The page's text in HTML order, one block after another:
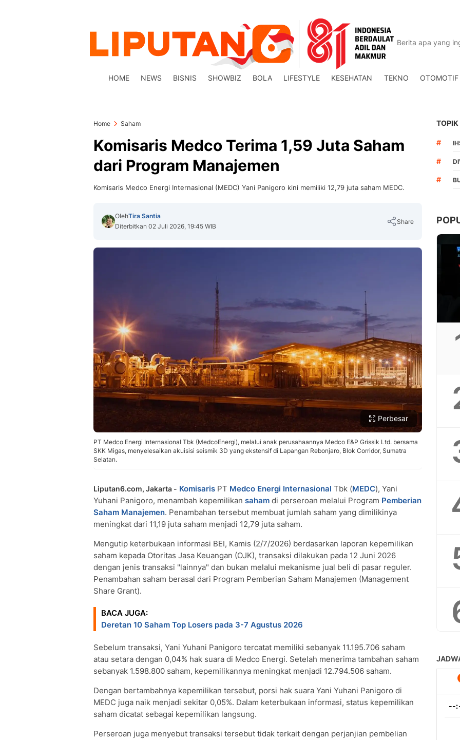
HOME NEWS BISNIS SHOWBIZ BOLA LIFESTYLE KESEHATAN TEKNO OTOMOTIF
Home Saham
Komisaris Medco Terima 1,59 Juta Saham
dari Program Manajemen
Komisaris Medco Energi Internasional (MEDC) Yani Panigoro kini memiliki 12,79 juta saham MEDC.
OlehTira Santia
Diterbitkan 02 Juli 2026, 19:45 WIB
Share
Perbesar
PT Medco Energi Internasional Tbk (MedcoEnergi), melalui anak perusahaannya Medco E&P Grissik Ltd. bersama
SKK Migas, menyelesaikan akuisisi seismik 3D yang ekstensif di Lapangan Rebonjaro, Blok Corridor, Sumatra
Selatan.
Liputan6.com, Jakarta - Komisaris PT Medco Energi Internasional Tbk (MEDC), Yani
Yuhani Panigoro, menambah kepemilikan saham di perseroan melalui Program Pemberian
Saham Manajemen. Penambahan tersebut membuat jumlah saham yang dimilikinya
meningkat dari 11,19 juta saham menjadi 12,79 juta saham.
Mengutip keterbukaan informasi BEI, Kamis (2/7/2026) berdasarkan laporan kepemilikan
saham kepada Otoritas Jasa Keuangan (OJK), transaksi dilakukan pada 12 Juni 2026
dengan jenis transaksi "lainnya" dan bukan melalui mekanisme jual beli di pasar reguler.
Penambahan saham berasal dari Program Pemberian Saham Manajemen (Management
Share Grant).
BACA JUGA:
Deretan 10 Saham Top Losers pada 3-7 Agustus 2026
Sebelum transaksi, Yani Yuhani Panigoro tercatat memiliki sebanyak 11.195.706 saham
atau setara dengan 0,04% hak suara di Medco Energi. Setelah menerima tambahan saham
sebanyak 1.598.800 saham, kepemilikannya meningkat menjadi 12.794.506 saham.
Dengan bertambahnya kepemilikan tersebut, porsi hak suara Yani Yuhani Panigoro di
MEDC juga naik menjadi sekitar 0,05%. Dalam keterbukaan informasi, status kepemilikan
saham dicatat sebagai kepemilikan langsung.
Perseroan juga menyebut transaksi tersebut tidak terkait dengan perjanjian pembelian
TOPIK
#
#
#